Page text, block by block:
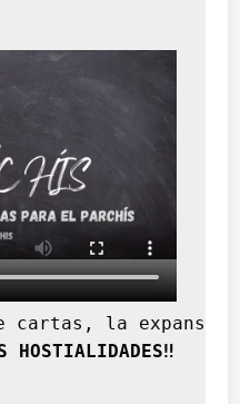
cartas, la
HOSTIALIDADES‼️